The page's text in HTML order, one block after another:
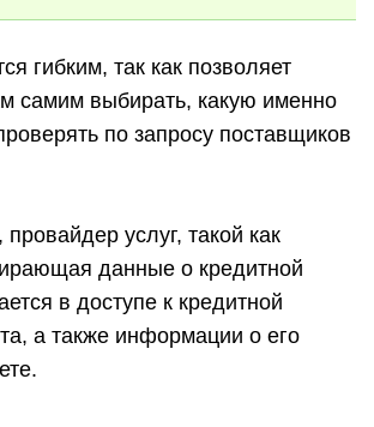
гибким, так как позволяет
самим выбирать, какую именно
по запросу поставщиков
услуг, такой как
данные о кредитной
в доступе к кредитной
а также информации о его